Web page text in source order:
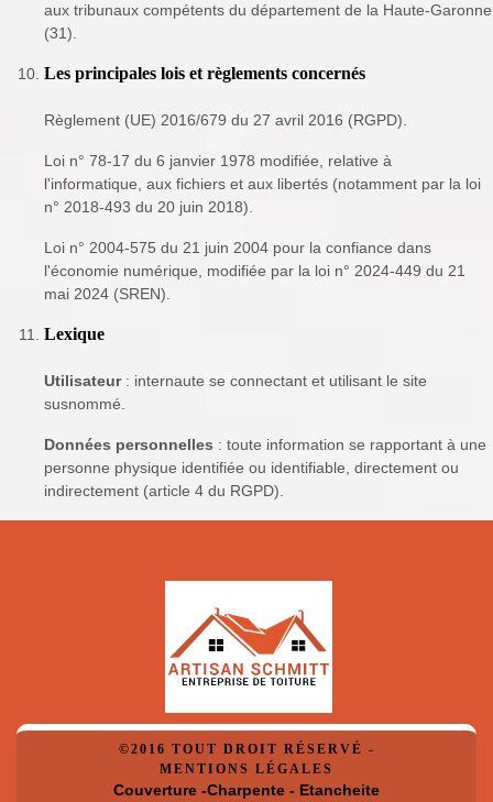
aux tribunaux compétents du département de la Haute-Garonne
(31).
Les principales lois et règlements concernés
Règlement (UE) 2016/679 du 27 avril 2016 (RGPD).
Loi n° 78-17 du 6 janvier 1978 modifiée, relative à
l'informatique, aux fichiers et aux libertés (notamment par la loi
n° 2018-493 du 20 juin 2018).
Loi n° 2004-575 du 21 juin 2004 pour la confiance dans
l'économie numérique, modifiée par la loi n° 2024-449 du 21
mai 2024 (SREN).
Lexique
Utilisateur: internaute se connectant et utilisant le site
susnommé.
Données personnelles : toute information se rapportant à une
personne physique identifiée ou identifiable, directement ou
indirectement (article 4 du RGPD).
©2016 TOUT DROIT RÉSERVÉ -
MENTIONS LÉGALES
Couverture -Charpente - Etancheite